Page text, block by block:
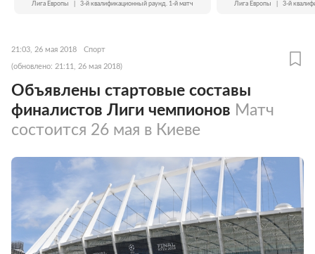
Лига Европы 3-й квалификационный раунд. 1-й матч Лига Европы 3-й
21:03, 26 мая 2018 Спорт
(обновлено: 21:11, 26 мая 2018)
Объявлены стартовые составы
финалистов Лиги чемпионов Матч
состоится 26 мая в Киеве